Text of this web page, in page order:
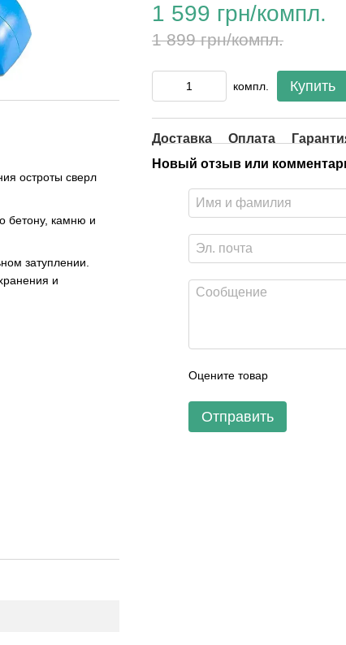
остроты сверл
бетону, камню и
затуплении.
и
1 599 грн/компл.
1 899 грн/компл.
компл. Купить
Доставка Оплата
Новый отзыв или
Оцените товар
Отправить